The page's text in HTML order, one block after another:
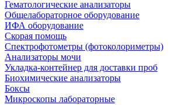
Гематологические анализаторы
Общелабораторное оборудование
ИФА оборудование
Скорая помощь
Спектрофотометры (фотоколориметры)
Анализаторы мочи
Укладка-контейнер для доставки проб
Биохимические анализаторы
Боксы
Микроскопы лабораторные